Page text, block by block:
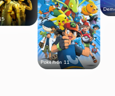
Pokemon 11
Demon